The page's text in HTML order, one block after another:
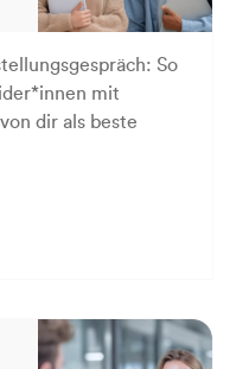
So
mit
dir als beste